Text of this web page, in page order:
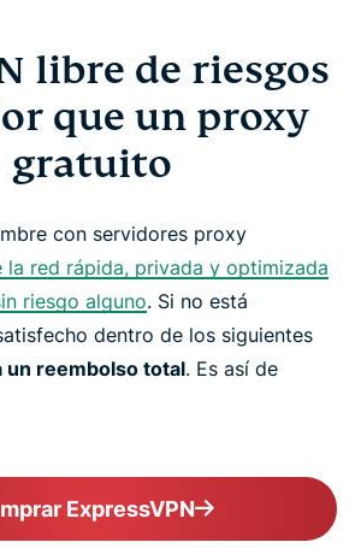
libre de riesgos
que un proxy
gratuito
con servidores proxy
la red rápida, privada y optimizada
riesgo alguno. Si no está
dentro de los siguientes
un reembolso total. Es así de
ExpressVPN